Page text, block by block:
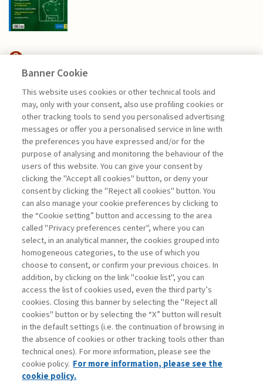
FINANCE
CFO E INTELLIGENZA
ARTIFICIALE: L’EVOLUZIONE ...
di Andrea Beltratti e Alessia Bezzecchi
La consultazione dei libri è riservata esclusivamente
agli abbonati Premium
Legenda: Accedi Per registrati Per abbonati
Contatti
Abbonamenti
Archivio rubriche
Privacy
Banner Cookie
This website uses cookies or other technical tools and
may, only with your consent, also use profiling cookies or
other tracking tools to send you personalised advertising
messages or offer you a personalised service in line with
the preferences you have expressed and/or for the
purpose of analysing and monitoring the behaviour of the
users of this website. You can give your consent by
clicking the "Accept all cookies" button, or deny your
consent by clicking the "Reject all cookies" button. You
can also manage your cookie preferences by clicking to
the “Cookie setting” button and accessing to the area
called "Privacy preferences center", where you can
select, in an analytical manner, the cookies grouped into
homogeneous categories, to the use of which you
choose to consent, or confirm your previous choices. In
addition, by clicking on the link "cookie list", you can
access the list of cookies used, even the third party’s
cookies. Closing this banner by selecting the "Reject all
cookies" button or by selecting the “X” button will result
in the default settings (i.e. the continuation of browsing in
the absence of cookies or other tracking tools other than
technical ones). For more information, please see the
cookie policy. For more information, please see the
cookie policy.